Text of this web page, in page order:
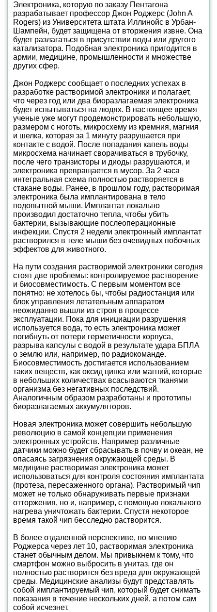
Электроника, которую по заказу Пентагона
разрабатывает профессор Джон Роджерс (John A
Rogers) из Университета штата Иллинойс в Урбан-
Шампейн, будет защищена от вторжения извне. Она
будет разлагаться в присутствии воды или другого
катализатора. Подобная электроника пригодится в
армии, медицине, промышленности и множестве
других сфер.
Джон Роджерс сообщает о последних успехах в
разработке растворимой электроники и полагает,
что через год или два биоразлагаемая электроника
будет испытываться на людях. В настоящее время
ученые уже могут продемонстрировать небольшую,
размером с ноготь, микросхему из кремния, магния
и шелка, которая за 1 минуту разрушается при
контакте с водой. После попадания капель воды
микросхема начинает сворачиваться в трубочку,
после чего транзисторы и диоды разрушаются, и
электроника превращается в мусор. За 2 часа
интегральная схема полностью растворяется в
стакане воды. Ранее, в прошлом году, растворимая
электроника была имплантирована в тело
подопытной мыши. Имплантат локально
производил достаточно тепла, чтобы убить
бактерии, вызывающие послеоперационные
инфекции. Спустя 2 недели электронный имплантат
растворился в теле мыши без очевидных побочных
эффектов для животного.
На пути создания растворимой электроники сегодня
стоят две проблемы: контролируемое растворение
и биосовместимость. С первым моментом все
понятно: не хотелось бы, чтобы радиостанция или
блок управления летательным аппаратом
неожиданно вышли из строя в процессе
эксплуатации. Пока для инициации разрушения
используется вода, то есть электроника может
погибнуть от потери герметичности корпуса,
разрыва капсулы с водой в результате удара БПЛА
о землю или, например, по радиокоманде.
Биосовместимость достигается использованием
таких веществ, как оксид цинка или магний, которые
в небольших количествах всасываются тканями
организма без негативных последствий.
Аналогичным образом разработаны и прототипы
биоразлагаемых аккумуляторов.
Новая электроника может совершить небольшую
революцию в самой концепции применения
электронных устройств. Например различные
датчики можно будет сбрасывать в почву и океан, не
опасаясь загрязнения окружающей среды. В
медицине растворимая электроника может
использоваться для контроля состояния имплантата
(протеза, пересаженного органа). Растворимый чип
может не только обнаруживать первые признаки
отторжения, но и, например, с помощью локального
нагрева уничтожать бактерии. Спустя некоторое
время такой чип бесследно растворится.
В более отдаленной перспективе, по мнению
Роджерса через лет 10, растворимая электроника
станет обычным делом. Мы привыкнем к тому, что
смартфон можно выбросить в унитаз, где он
полностью растворится без вреда для окружающей
среды. Медицинские анализы будут представлять
собой имплантируемый чип, который будет снимать
показания в течение нескольких дней, а потом сам
собой исчезнет.